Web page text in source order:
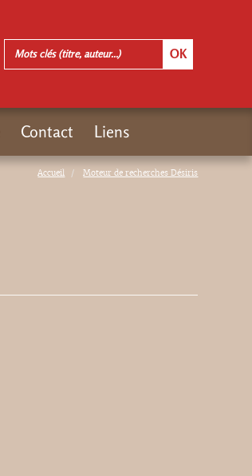
Accueil Moteur de recherches Désiris
Contact Liens